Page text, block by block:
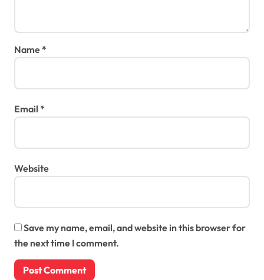
Name*
Email *
Website
Save my name, email, and website in this browser for
the next time I comment.